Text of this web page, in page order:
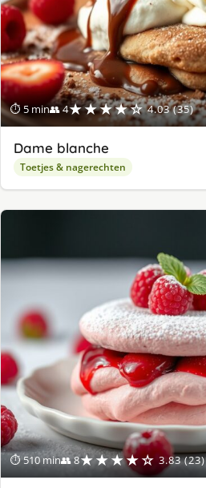
⏱ 5 min👥 4★★★★☆ 4.03 (35)
Dame blanche
Toetjes & nagerechten
⏱ 510 min👥 8★★★★☆ 3.83 (23)